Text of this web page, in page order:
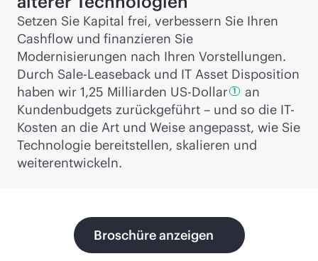
Setzen Sie Kapital frei, verbessern Sie Ihren
Cashflow und finanzieren Sie
Modernisierungen nach Ihren Vorstellungen.
Durch Sale-Leaseback und IT Asset Disposition
haben wir 1,25 Milliarden US-Dollar 1
an
Kundenbudgets zurückgeführt – und so die IT-
Kosten an die Art und Weise angepasst, wie Sie
Technologie bereitstellen, skalieren und
weiterentwickeln.
Broschüre anzeigen